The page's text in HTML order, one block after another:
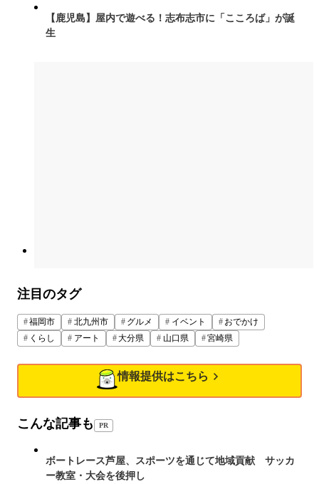
【鹿児島】屋内で遊べる！志布志市に「こころば」が誕
生
注目のタグ
福岡市 北九州市 グルメ イベント
おでかけ
くらし
アート 大分県 山口県 宮崎県
情報提供はこちら
こんな記事も PR
ボートレース芦屋、スポーツを通じて地域貢献 サッカ
ー教室・大会を後押し